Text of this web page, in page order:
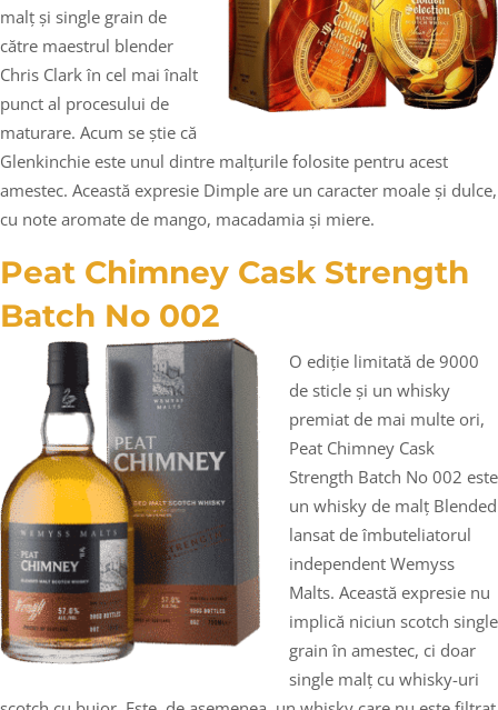
malț și single grain de
către maestrul blender
Chris Clark în cel mai înalt
punct al procesului de
maturare. Acum se știe că
Glenkinchie este unul dintre malțurile folosite pentru acest
amestec. Această expresie Dimple are un caracter moale și dulce,
cu note aromate de mango, macadamia și miere.
Peat Chimney Cask Strength
Batch No 002
O ediție limitată de 9000
de sticle și un whisky
premiat de mai multe ori,
Peat Chimney Cask
Strength Batch No 002 este
un whisky de malț Blended
lansat de îmbuteliatorul
independent Wemyss
Malts. Această expresie nu
implică niciun scotch single
grain în amestec, ci doar
single malț cu whisky-uri